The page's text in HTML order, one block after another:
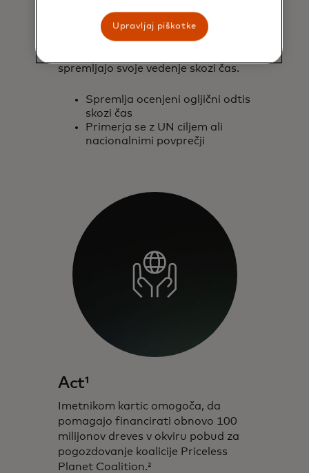
Monitor
spremljajo svoje vedenje skozi čas.
Spremlja ocenjeni ogljični odtis
skozi čas
Primerja se z UN ciljem ali
nacionalnimi povprečji
Act¹
Imetnikom kartic omogoča, da
pomagajo financirati obnovo 100
milijonov dreves v okviru pobud za
pogozdovanje koalicije Priceless
Planet Coalition.²
Upravljaj piškotke